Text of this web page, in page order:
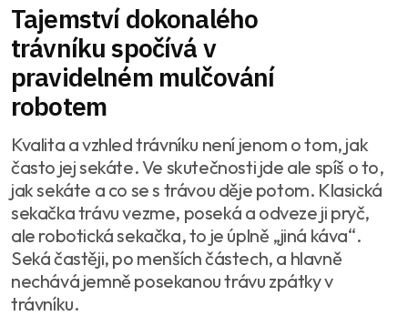
Tajemství dokonalého
trávníku spočívá v
pravidelném mulčování
robotem
Kvalita a vzhled trávníku není jenom o tom, jak
často jej sekáte. Ve skutečnosti jde ale spíš o to,
jak sekáte a co se s trávou děje potom. Klasická
sekačka trávu vezme, poseká a odveze ji pryč,
ale robotická sekačka, to je úplně „jiná káva“.
Seká častěji, po menších částech, a hlavně
nechává jemně posekanou trávu zpátky v
trávníku.